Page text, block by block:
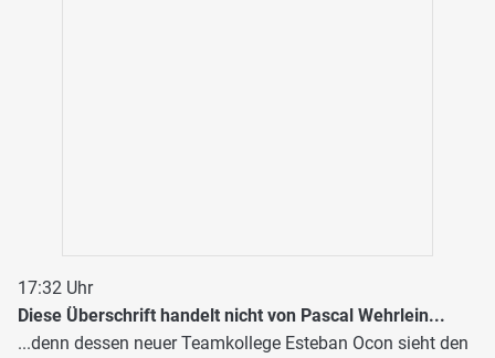
17:32 Uhr
Diese Überschrift handelt nicht von Pascal Wehrlein...
...denn dessen neuer Teamkollege Esteban Ocon sieht den